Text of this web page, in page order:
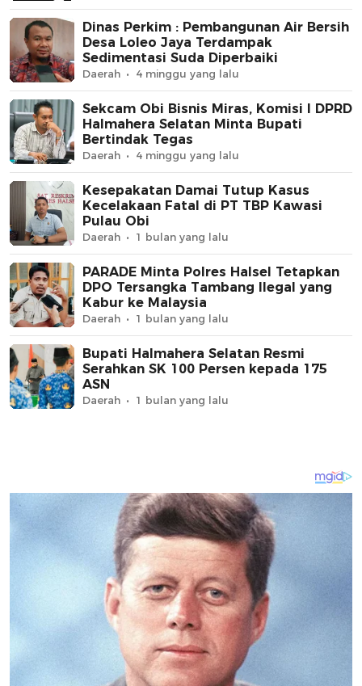
Dinas Perkim : Pembangunan Air Bersih
Desa Loleo Jaya Terdampak
Sedimentasi Suda Diperbaiki
Daerah 4 minggu yang lalu
Sekcam Obi Bisnis Miras, Komisi I DPRD
Halmahera Selatan Minta Bupati
Bertindak Tegas
Daerah 4 minggu yang lalu
Kesepakatan Damai Tutup Kasus
Kecelakaan Fatal di PT TBP Kawasi
Pulau Obi
Daerah 1 bulan yang lalu
PARADE Minta Polres Halsel Tetapkan
DPO Tersangka Tambang Ilegal yang
Kabur ke Malaysia
Daerah 1 bulan yang lalu
Bupati Halmahera Selatan Resmi
Serahkan SK 100 Persen kepada 175
ASN
Daerah 1 bulan yang lalu